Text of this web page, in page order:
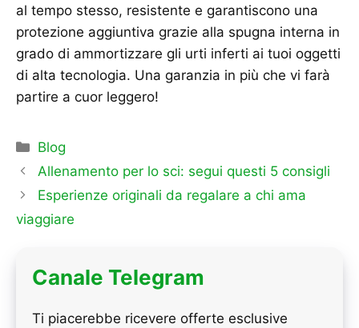
al tempo stesso, resistente e garantiscono una
protezione aggiuntiva grazie alla spugna interna in
grado di ammortizzare gli urti inferti ai tuoi oggetti
di alta tecnologia. Una garanzia in più che vi farà
partire a cuor leggero!
Categorie
Blog
Allenamento per lo sci: segui questi 5 consigli
Esperienze originali da regalare a chi ama
viaggiare
Canale Telegram
Ti piacerebbe ricevere offerte esclusive